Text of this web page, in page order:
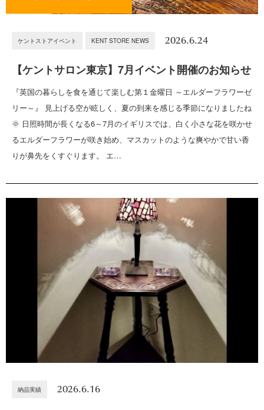
ケントストアイベント KENT STORE NEWS 2026.6.24
【ケントサロン東京】7月イベント開催のお知らせ
『英国の暮らしを食を通じて楽しむ第１金曜日 ～エルダーフラワーゼ
リー～』 見上げる空が眩しく、夏の到来を感じる季節になりましたね
🌞 日照時間が長くなる6～7月のイギリスでは、白く小さな花を咲かせ
るエルダーフラワーが咲き始め、マスカットのような爽やかで甘い香
りが鼻先をくすぐります。 エ…
納品実績 2026.6.16